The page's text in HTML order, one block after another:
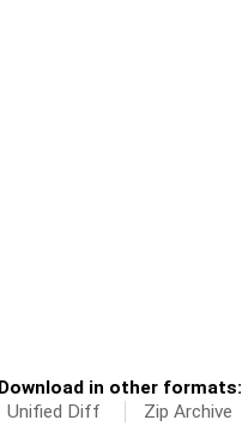
Download in other formats:
Unified Diff
Zip Archive